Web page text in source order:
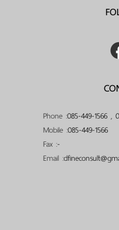
Phone :085-449-1566 ,
Mobile :085-449-1566
Fax :-
Email :